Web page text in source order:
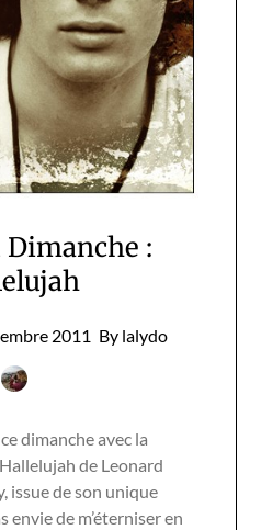
:
2011 By lalydo
dimanche avec la
de Leonard
issue de son unique
envie de m’éterniser en